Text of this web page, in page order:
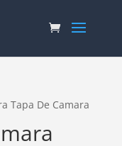
Tapa De Camara